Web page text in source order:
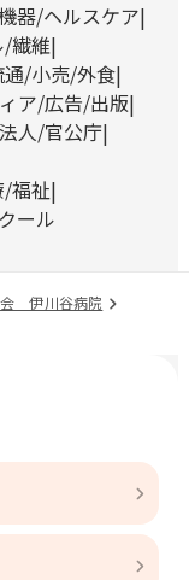
器/ヘルスケア
/繊維
通/小売/外食
ア/広告/出版
人/官公庁
/福祉
ール
伊川谷病院